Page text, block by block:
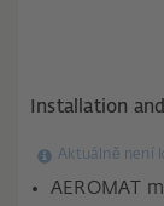
Installation
Aktuálně není
AEROMAT